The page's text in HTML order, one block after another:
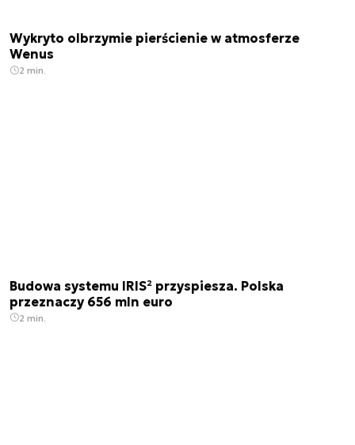
Wykryto olbrzymie pierścienie w atmosferze
Wenus
2 min.
Budowa systemu IRIS² przyspiesza. Polska
przeznaczy 656 mln euro
2 min.